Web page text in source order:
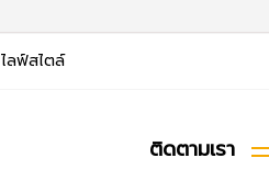
ไลฟ์สไตล์
ติดตามเรา